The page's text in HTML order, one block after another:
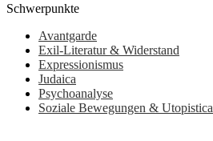
Schwerpunkte
Avantgarde
Exil-Literatur & Widerstand
Expressionismus
Judaica
Psychoanalyse
Soziale Bewegungen & Utopistica